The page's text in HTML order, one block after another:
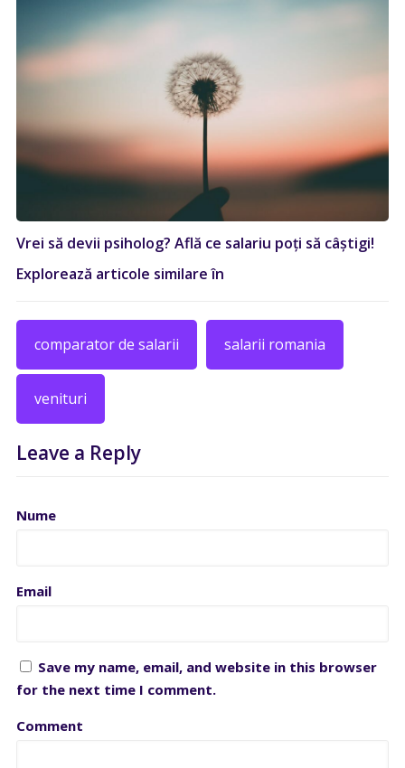
Vrei să devii psiholog? Află ce salariu poți să câștigi!
Explorează articole similare în
comparator de salarii salarii romania
venituri
Leave a Reply
Nume
Email
Save my name, email, and website in this browser
for the next time I comment.
Comment